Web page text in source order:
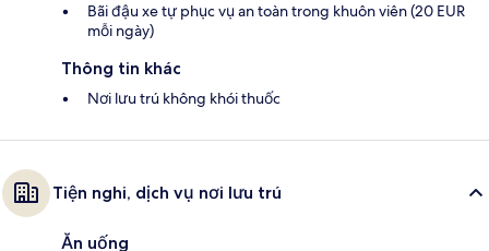
Bãi đậu xe tự phục vụ an toàn trong khuôn viên (20 EUR
mỗi ngày)
Thông tin khác
Nơi lưu trú không khói thuốc
Tiện nghi, dịch vụ nơi lưu trú
Ăn uống